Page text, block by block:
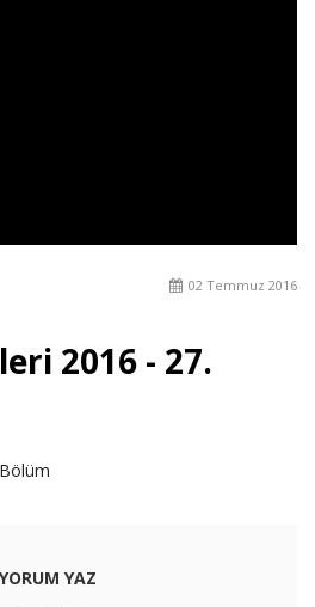
02 Temmuz 2016
2016 - 27.
YORUM YAZ